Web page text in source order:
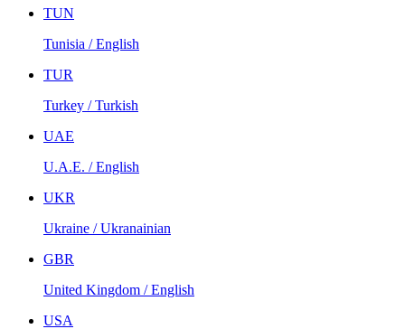
TUN
Tunisia / English
TUR
Turkey / Turkish
UAE
U.A.E. / English
UKR
Ukraine / Ukranainian
GBR
United Kingdom / English
USA